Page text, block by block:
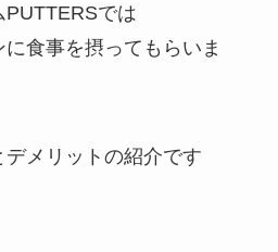
では
に食事を摂ってもらいま
メリットの紹介です